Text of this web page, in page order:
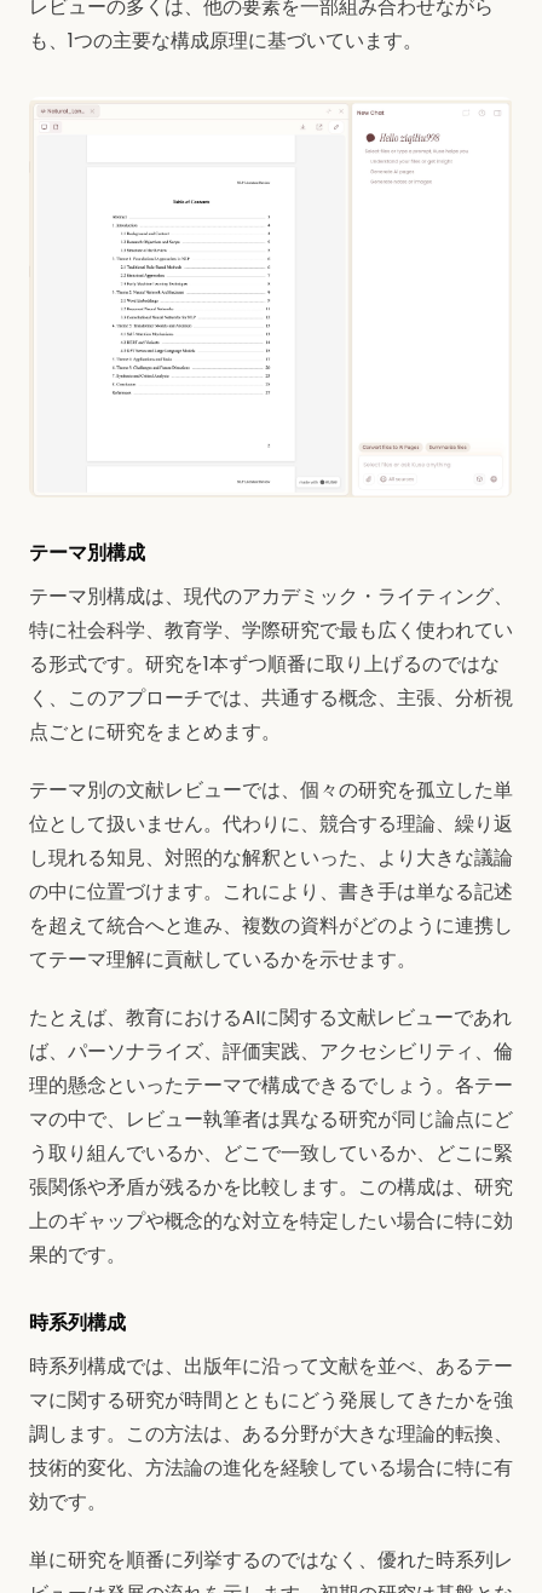
レビューの多くは、他の要素を一部組み合わせながら
も、1つの主要な構成原理に基づいています。
テーマ別構成
テーマ別構成は、現代のアカデミック・ライティング、
特に社会科学、教育学、学際研究で最も広く使われてい
る形式です。研究を1本ずつ順番に取り上げるのではな
く、このアプローチでは、共通する概念、主張、分析視
点ごとに研究をまとめます。
テーマ別の文献レビューでは、個々の研究を孤立した単
位として扱いません。代わりに、競合する理論、繰り返
し現れる知見、対照的な解釈といった、より大きな議論
の中に位置づけます。これにより、書き手は単なる記述
を超えて統合へと進み、複数の資料がどのように連携し
てテーマ理解に貢献しているかを示せます。
たとえば、教育におけるAIに関する文献レビューであれ
ば、パーソナライズ、評価実践、アクセシビリティ、倫
理的懸念といったテーマで構成できるでしょう。各テー
マの中で、レビュー執筆者は異なる研究が同じ論点にど
う取り組んでいるか、どこで一致しているか、どこに緊
張関係や矛盾が残るかを比較します。この構成は、研究
上のギャップや概念的な対立を特定したい場合に特に効
果的です。
時系列構成
時系列構成では、出版年に沿って文献を並べ、あるテー
マに関する研究が時間とともにどう発展してきたかを強
調します。この方法は、ある分野が大きな理論的転換、
技術的変化、方法論の進化を経験している場合に特に有
効です。
単に研究を順番に列挙するのではなく、優れた時系列レ